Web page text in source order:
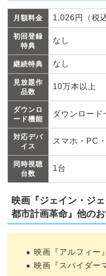
月額料金 1,026円（税
初回登録
特典
なし
継続特典 なし
見放題作
品数
10万本以上
ダウンロ
ード機能
ダウンロード
対応デバ
イス
スマホ・PC
同時視聴
台数
1台
映画『ジェイン・ジ
都市計画革命』他の
映画『アルフィー』
映画『スパイダー